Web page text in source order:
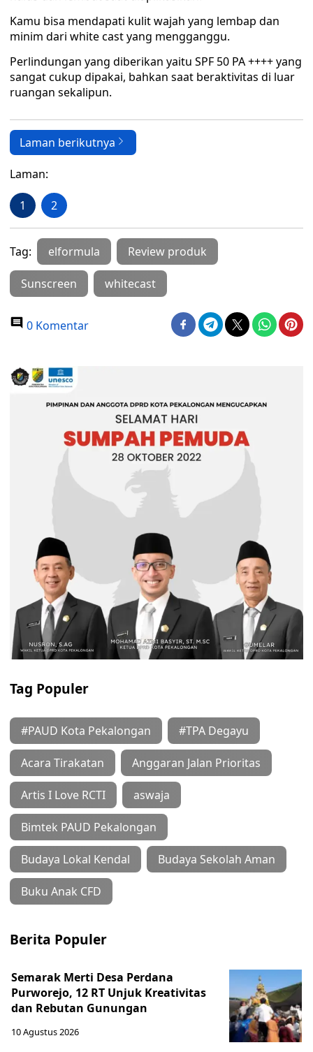
Kamu bisa mendapati kulit wajah yang lembap dan
minim dari white cast yang mengganggu.
Perlindungan yang diberikan yaitu SPF 50 PA ++++ yang
sangat cukup dipakai, bahkan saat beraktivitas di luar
ruangan sekalipun.
Laman berikutnya
Laman:
1 2
Tag: elformula Review produk
Sunscreen whitecast
0 Komentar
Tag Populer
#PAUD Kota Pekalongan #TPA Degayu
Acara Tirakatan Anggaran Jalan Prioritas
Artis I Love RCTI aswaja
Bimtek PAUD Pekalongan
Budaya Lokal Kendal Budaya Sekolah Aman
Buku Anak CFD
Berita Populer
Semarak Merti Desa Perdana
Purworejo, 12 RT Unjuk Kreativitas
dan Rebutan Gunungan
10 Agustus 2026